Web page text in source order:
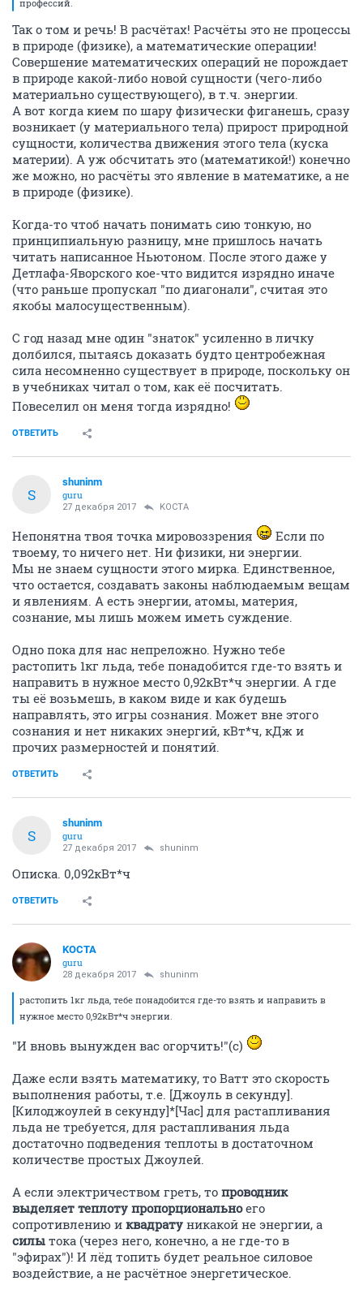
профессий.
Так о том и речь! В расчётах! Расчёты это не процессы
в природе (физике), а математические операции!
Совершение математических операций не порождает
в природе какой-либо новой сущности (чего-либо
материально существующего), в т.ч. энергии.
А вот когда кием по шару физически фиганешь, сразу
возникает (у материального тела) прирост природной
сущности, количества движения этого тела (куска
материи). А уж обсчитать это (математикой!) конечно
же можно, но расчёты это явление в математике, а не
в природе (физике).
Когда-то чтоб начать понимать сию тонкую, но
принципиальную разницу, мне пришлось начать
читать написанное Ньютоном. После этого даже у
Детлафа-Яворского кое-что видится изрядно иначе
(что раньше пропускал "по диагонали", считая это
якобы малосущественным).
С год назад мне один "знаток" усиленно в личку
долбился, пытаясь доказать будто центробежная
сила несомненно существует в природе, поскольку он
в учебниках читал о том, как её посчитать.
Повеселил он меня тогда изрядно!
ОТВЕТИТЬ
S
shuninm
guru
27 декабря 2017 KOCTA
Непонятна твоя точка мировоззрения
Если по
твоему, то ничего нет. Ни физики, ни энергии.
Мы не знаем сущности этого мирка. Единственное,
что остается, создавать законы наблюдаемым вещам
и явлениям. А есть энергии, атомы, материя,
сознание, мы лишь можем иметь суждение.
Одно пока для нас непреложно. Нужно тебе
растопить 1кг льда, тебе понадобится где-то взять и
направить в нужное место 0,92кВт*ч энергии. А где
ты её возьмешь, в каком виде и как будешь
направлять, это игры сознания. Может вне этого
сознания и нет никаких энергий, кВт*ч, кДж и
прочих размерностей и понятий.
ОТВЕТИТЬ
S
shuninm
guru
27 декабря 2017 shuninm
Описка. 0,092кВт*ч
ОТВЕТИТЬ
KOCTA
guru
28 декабря 2017 shuninm
растопить 1кг льда, тебе понадобится где-то взять и направить в
нужное место 0,92кВт*ч энергии.
"И вновь вынужден вас огорчить!"(с)
Даже если взять математику, то Ватт это скорость
выполнения работы, т.е. [Джоуль в секунду].
[Килоджоулей в секунду]*[Час] для растапливания
льда не требуется, для растапливания льда
достаточно подведения теплоты в достаточном
количестве простых Джоулей.
А если электричеством греть, то проводник
выделяет теплоту пропорциональноего
сопротивлению и квадрату никакой не энергии, а
силы тока (через него, конечно, а не где-то в
"эфирах")! И лёд топить будет реальное силовое
воздействие, а не расчётное энергетическое.